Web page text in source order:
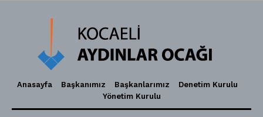
Anasayfa Başkanımız Başkanlarımız
Denetim Kurulu
Yönetim Kurulu